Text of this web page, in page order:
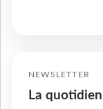
NEWSLETTER
La